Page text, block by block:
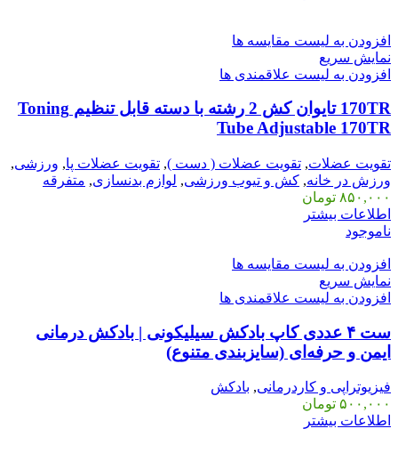
افزودن به لیست مقایسه ها
نمایش سریع
افزودن به لیست علاقمندی ها
170TR تایوان کش 2 رشته با دسته قابل تنظیم Toning
Tube Adjustable 170TR
تقویت عضلات, تقویت عضلات ( دست ), تقویت عضلات پا, ورزشی,
ورزش در خانه, کش و تیوب ورزشی, لوازم بدنسازی, متفرقه
۸۵۰,۰۰۰ تومان
اطلاعات بیشتر
ناموجود
افزودن به لیست مقایسه ها
نمایش سریع
افزودن به لیست علاقمندی ها
ست ۴ عددی کاپ بادکش سیلیکونی | بادکش درمانی
ایمن و حرفه‌ای (سایزبندی متنوع)
فیزیوتراپی و کاردرمانی, بادکش
۵۰۰,۰۰۰ تومان
اطلاعات بیشتر